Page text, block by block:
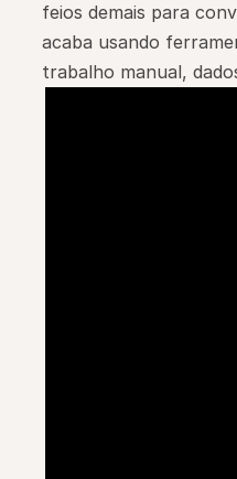
feios demais para
acaba usando
trabalho manual,